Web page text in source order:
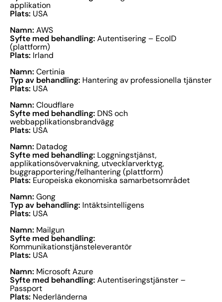
applikation
Plats: USA
Namn: AWS
Syfte med behandling: Autentisering – EcoID
(plattform)
Plats: Irland
Namn: Certinia
Typ av behandling: Hantering av professionella tjänster
Plats: USA
Namn: Cloudflare
Syfte med behandling: DNS och
webbapplikationsbrandvägg
Plats: USA
Namn: Datadog
Syfte med behandling: Loggningstjänst,
applikationsövervakning, utvecklarverktyg,
buggrapportering/felhantering (plattform)
Plats: Europeiska ekonomiska samarbetsområdet
Namn: Gong
Typ av behandling: Intäktsintelligens
Plats: USA
Namn: Mailgun
Syfte med behandling:
Kommunikationstjänsteleverantör
Plats: USA
Namn: Microsoft Azure
Syfte med behandling: Autentiseringstjänster –
Passport
Plats: Nederländerna